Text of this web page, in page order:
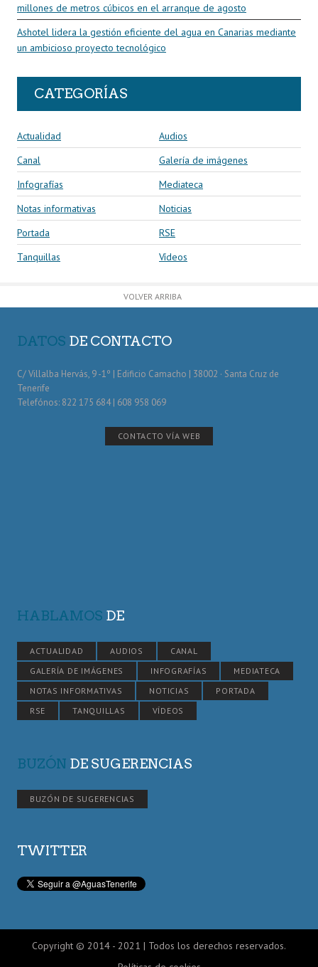
millones de metros cúbicos en el arranque de agosto
Ashotel lidera la gestión eficiente del agua en Canarias mediante
un ambicioso proyecto tecnológico
CATEGORÍAS
Actualidad
Audios
Canal
Galería de imágenes
Infografías
Mediateca
Notas informativas
Noticias
Portada
RSE
Tanquillas
Vídeos
VOLVER ARRIBA
DATOS DE CONTACTO
C/ Villalba Hervás, 9 -1º | Edificio Camacho | 38002 · Santa Cruz de
Tenerife
Telefónos: 822 175 684 | 608 958 069
CONTACTO VÍA WEB
HABLAMOS DE
ACTUALIDAD AUDIOS
CANAL
GALERÍA DE IMÁGENES
INFOGRAFÍAS
MEDIATECA
NOTAS INFORMATIVAS
NOTICIAS
PORTADA
RSE
TANQUILLAS VÍDEOS
BUZÓN DE SUGERENCIAS
BUZÓN DE SUGERENCIAS
TWITTER
Copyright © 2014 - 2021 | Todos los derechos reservados.